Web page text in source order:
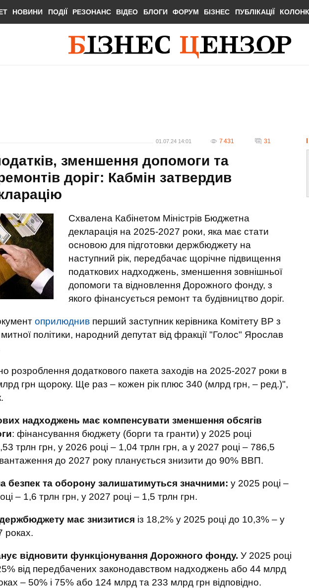
НОВИНИ ПОДІЇ РЕЗОНАНС ВІДЕО БЛОГИ ФОРУМ БІЗНЕС ПУБЛІКАЦІЇ
01.07.24 14:01 7 431 31
зменшення допомоги та
доріг: Кабмін затвердив
Схвалена Кабінетом Міністрів Бюджетна
декларація на 2025-2027 роки, яка має стати
основою для підготовки держбюджету на
наступний рік, передбачає щорічне підвищення
податкових надходжень, зменшення зовнішньої
допомоги та відновлення Дорожного фонду, з
якого фінансується ремонт та будівництво доріг.
оприлюднив перший заступник керівника Комітету ВР з
політики, народний депутат від фракції "Голос" Ярослав
розроблення додаткового пакета заходів на 2025-2027 роки в
грн щороку. Ще раз – кожен рік плюс 340 (млрд грн, – ред.)",
надходжень має компенсувати зменшення обсягів
: фінансування бюджету (борги та гранти) у 2025 році
трлн грн, у 2026 році – 1,04 трлн грн, а у 2027 році – 786,5
до 2027 року планується знизити до 90% ВВП.
безпек та оборону залишатимуться значними: у 2025 році –
– 1,6 трлн грн, у 2027 році – 1,5 трлн грн.
має знизитися із 18,2% у 2025 році до 10,3% – у
роках.
відновити функціонування Дорожного фонду. У 2025 році
від передбачених законодавством надходжень або 44 млрд
– 50% і 75% або 124 млрд та 233 млрд грн відповідно.